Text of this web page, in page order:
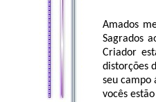
Amados
Sagrados
Criador
distorções
seu campo
vocês